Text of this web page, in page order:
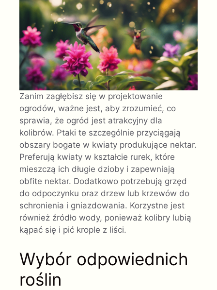
Zanim zagłębisz się w projektowanie
ogrodów, ważne jest, aby zrozumieć, co
sprawia, że ogród jest atrakcyjny dla
kolibrów. Ptaki te szczególnie przyciągają
obszary bogate w kwiaty produkujące nektar.
Preferują kwiaty w kształcie rurek, które
mieszczą ich długie dzioby i zapewniają
obfite nektar. Dodatkowo potrzebują grzęd
do odpoczynku oraz drzew lub krzewów do
schronienia i gniazdowania. Korzystne jest
również źródło wody, ponieważ kolibry lubią
kąpać się i pić krople z liści.
Wybór odpowiednich
roślin